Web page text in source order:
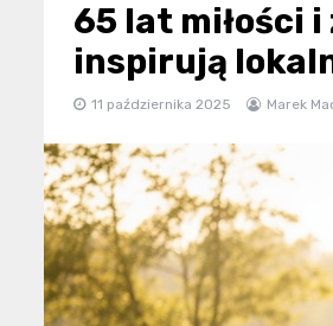
65 lat miłości
inspirują
11 października 2025 Marek